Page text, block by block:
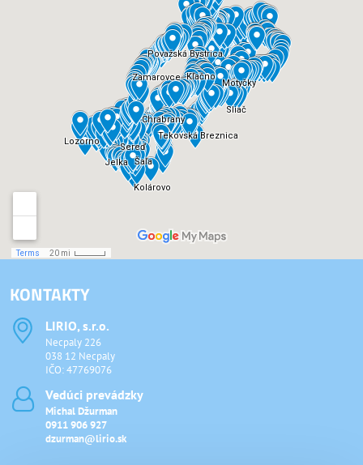
KONTAKTY
LIRIO, s​.r​.o​.
Necpaly 226
038 12 Necpaly
IČO: 47769076
Vedúci prevádzky
Michal Džurman
0911 906 927
dzurman@lirio.sk